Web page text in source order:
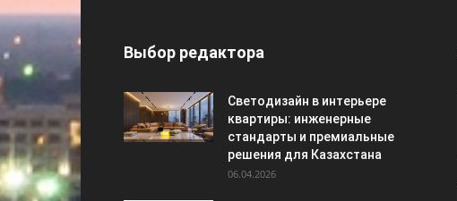
Выбор редактора
Светодизайн в интерьере
квартиры: инженерные
стандарты и премиальные
решения для Казахстана
06.04.2026